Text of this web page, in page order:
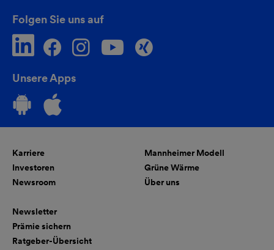
Folgen Sie uns auf
Unsere Apps
Karriere
Investoren
Newsroom
Mannheimer Modell
Grüne Wärme
Über uns
Newsletter
Prämie sichern
Ratgeber-Übersicht